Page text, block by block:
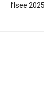
l’Isee 2025